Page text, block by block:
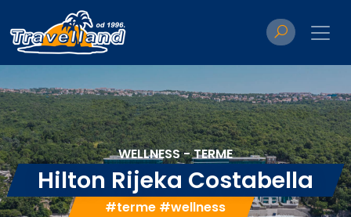
WELLNESS - TERME
Hilton Rijeka Costabella
#terme #wellness